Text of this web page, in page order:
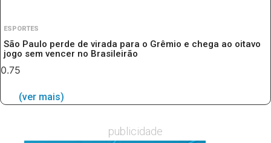
ESPORTES
São Paulo perde de virada para o Grêmio e chega ao oitavo
jogo sem vencer no Brasileirão
(ver mais)
publicidade